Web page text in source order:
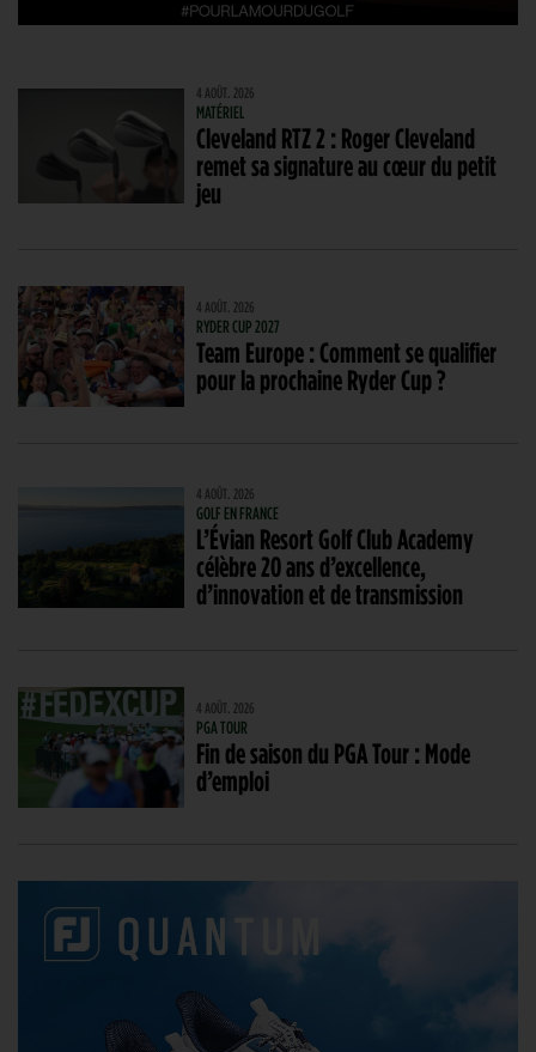
4 AOÛT. 2026
MATÉRIEL
Cleveland RTZ 2 : Roger Cleveland
remet sa signature au cœur du petit
jeu
4 AOÛT. 2026
RYDER CUP 2027
Team Europe : Comment se qualifier
pour la prochaine Ryder Cup ?
4 AOÛT. 2026
GOLF EN FRANCE
L’Évian Resort Golf Club Academy
célèbre 20 ans d’excellence,
d’innovation et de transmission
4 AOÛT. 2026
PGA TOUR
Fin de saison du PGA Tour : Mode
d’emploi